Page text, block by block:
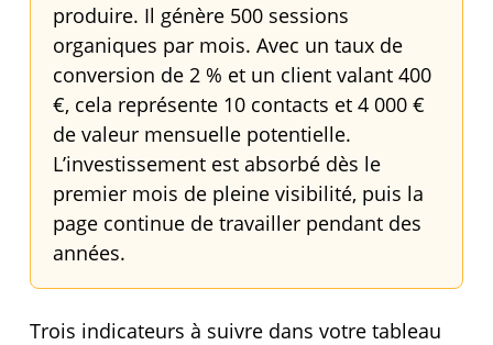
produire. Il génère 500 sessions
organiques par mois. Avec un taux de
conversion de 2 % et un client valant 400
€, cela représente 10 contacts et 4 000 €
de valeur mensuelle potentielle.
L’investissement est absorbé dès le
premier mois de pleine visibilité, puis la
page continue de travailler pendant des
années.
Trois indicateurs à suivre dans votre tableau